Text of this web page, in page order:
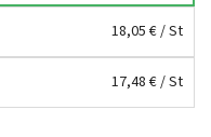
18,05 €/ St
17,48 €/ St